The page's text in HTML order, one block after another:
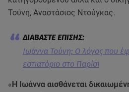
Τούνη, Αναστάσιος Ντούγκας.
Ιωάννα Τούνη: Ο λόγος που
εστιατόριο στο Παρίσι
«Η Ιωάννα αισθάνεται